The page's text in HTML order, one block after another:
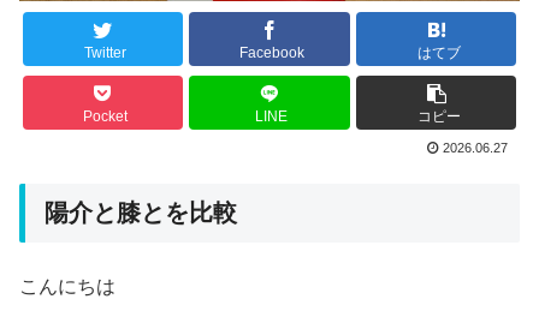
Twitter Facebook はてブ
Pocket LINE コピー
2026.06.27
陽介と膝とを比較
こんにちは